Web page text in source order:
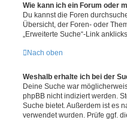
Wie kann ich ein Forum oder
Du kannst die Foren
Übersicht, der Foren- oder
„Erweiterte Suche“-Link
Nach oben
Weshalb erhalte ich bei der
Deine Suche war
phpBB nicht indiziert werden.
Suche bietet. Außerdem ist es
verwendet wurden. Prüfe ggf.